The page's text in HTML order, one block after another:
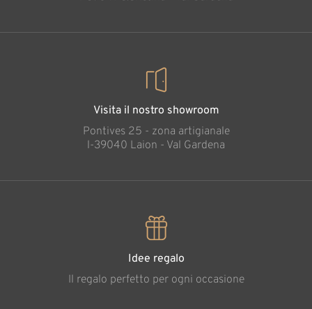
Visita il nostro showroom
Pontives 25 - zona artigianale
l-39040 Laion - Val Gardena
Idee regalo
Il regalo perfetto per ogni occasione